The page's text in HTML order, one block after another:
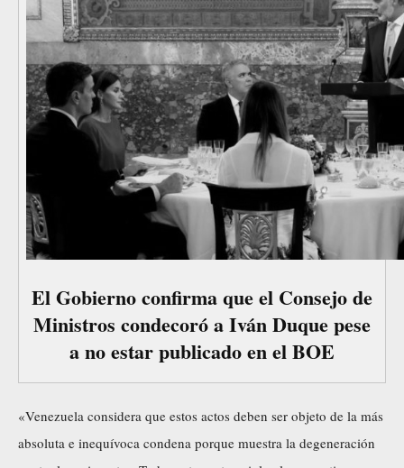
El Gobierno confirma que el Consejo de
Ministros condecoró a Iván Duque pese
a no estar publicado en el BOE
«Venezuela considera que estos actos deben ser objeto de la más
absoluta e inequívoca condena porque muestra la degeneración